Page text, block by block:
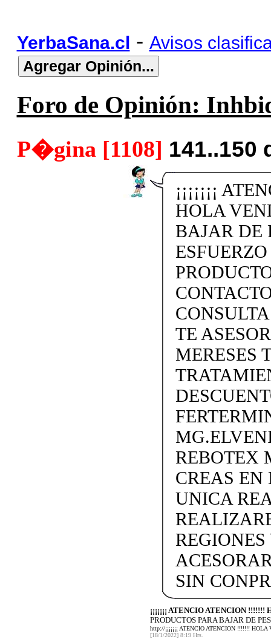
YerbaSana.cl - Avisos
Foro de Opinión:
P�gina [1108] 141..150
¡¡¡¡¡¡¡
HOLA
BAJAR DE
TE
MERESES
REBOTEX
CREAS EN
UNICA
REGIONES
SIN
¡¡¡¡¡¡¡ ATENCIO ATENCION
PRODUCTOS PARA BAJAR DE
http://¡¡¡¡¡¡¡ ATENCIO ATENCION !!!!!!!
[18/1/2022] 8:19 Hrs.